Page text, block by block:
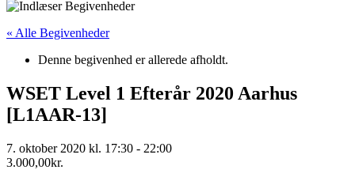
« Alle Begivenheder
Denne begivenhed er allerede afholdt.
WSET Level 1 Efterår 2020 Aarhus
[L1AAR-13]
7. oktober 2020 kl. 17:30 - 22:00
3.000,00kr.